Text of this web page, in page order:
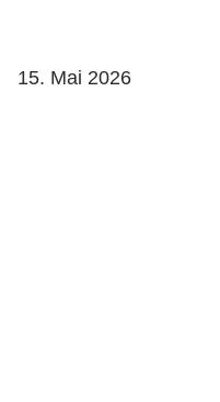
15. Mai 2026